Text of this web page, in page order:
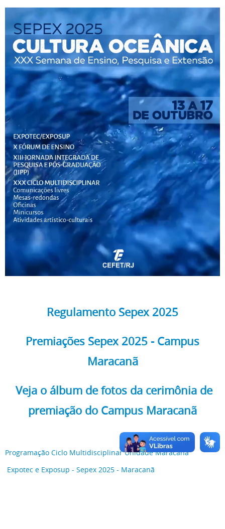
Regulamento Sepex 2025
Premiações Sepex 2025 - Campus
Maracanã
Veja o álbum de fotos da cerimônia de
premiação do Campus Maracanã
Programação Ciclo Multidisciplinar Unidade Maracanã
Expotec e Exposup - Sepex 2025 - Maracanã